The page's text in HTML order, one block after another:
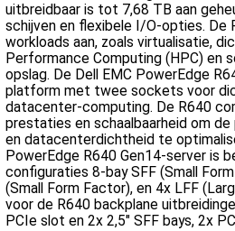
uitbreidbaar is tot 7,68 TB aan
schijven en flexibele I/O-opties. De
workloads aan, zoals virtualisatie,
Performance Computing (HPC) en
opslag. De Dell EMC PowerEdge
platform met twee sockets voor
datacenter-computing. De R640
prestaties en schaalbaarheid om
en datacenterdichtheid te
PowerEdge R640 Gen14-server is
configuraties 8-bay SFF (Small
(Small Form Factor), en 4x LFF
voor de R640 backplane
PCIe slot en 2x 2,5" SFF bays, 2x